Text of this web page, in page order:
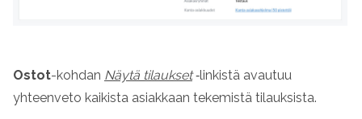
Ostot-kohdan Näytä tilaukset‑linkistä avautuu
yhteenveto kaikista asiakkaan tekemistä tilauksista.